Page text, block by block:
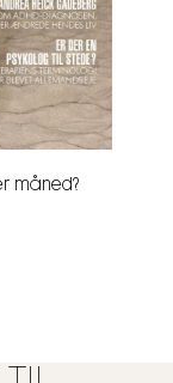
måned?